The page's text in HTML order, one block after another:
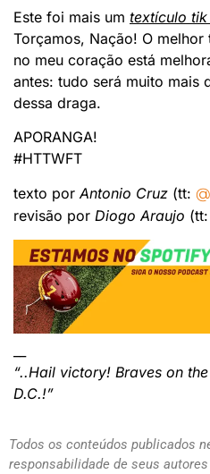
Este foi mais um textículo
Torçamos, Nação! O
no meu coração está
antes: tudo será muito mais
dessa draga.
APORANGA!
#HTTWFT
texto por Antonio Cruz (tt:
revisão por Diogo Araujo (tt:
“..Hail victory! Braves on
D.C.!”
Todos os conteúdos publicados
responsabilidade de seus